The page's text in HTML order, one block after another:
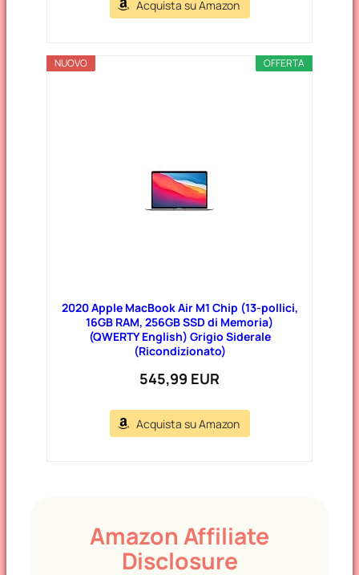
Acquista su Amazon
OFFERTA
NUOVO
2020 Apple MacBook Air M1 Chip (13-pollici,
16GB RAM, 256GB SSD di Memoria)
(QWERTY English) Grigio Siderale
(Ricondizionato)
545,99 EUR
Acquista su Amazon
Amazon Affiliate
Disclosure